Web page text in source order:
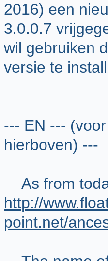
2016) een
3.0.0.7
wil gebruiken
versie te
--- EN ---
hierboven) ---
As from
http://
point.net/